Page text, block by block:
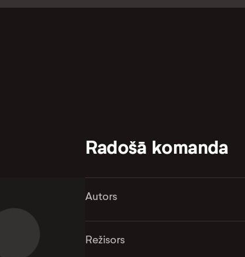
Radošā komanda
Autors
Režisors